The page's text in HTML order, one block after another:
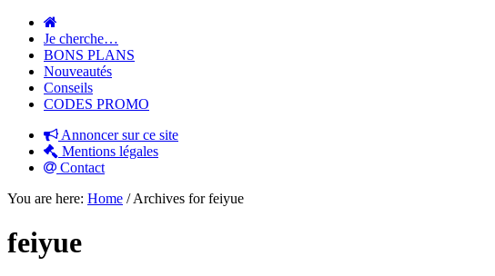
Je cherche…
BONS PLANS
Nouveautés
Conseils
CODES PROMO
Annoncer sur ce site
Mentions légales
Contact
You are here: Home /Archives for feiyue
feiyue